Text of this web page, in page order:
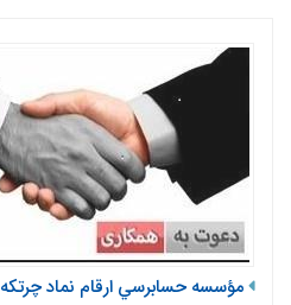
مؤسسه حسابرسي ارقام نماد چرتکه